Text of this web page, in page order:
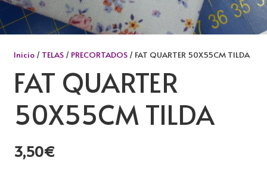
Inicio/ TELAS/ PRECORTADOS/ FAT QUARTER 50X55CM TILDA
FAT QUARTER
50X55CM TILDA
3,50€